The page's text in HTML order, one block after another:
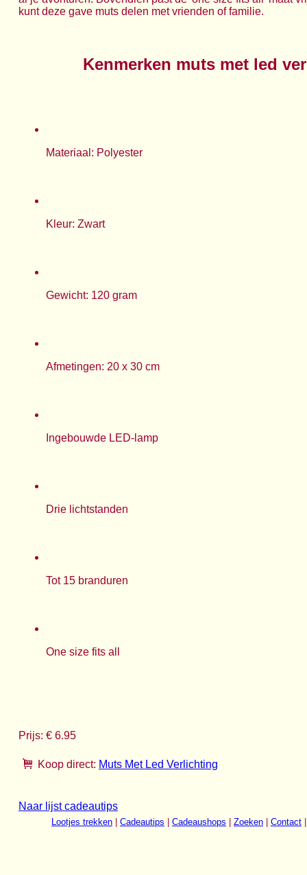
kunt deze gave muts delen met vrienden of familie.
Kenmerken muts met led
Materiaal: Polyester
Kleur: Zwart
Gewicht: 120 gram
Afmetingen: 20 x 30 cm
Ingebouwde LED-lamp
Drie lichtstanden
Tot 15 branduren
One size fits all
Prijs: € 6.95
Koop direct: Muts Met Led Verlichting
Naar lijst cadeautips
Lootjes trekken Cadeautips Cadeaushops Zoeken Contact